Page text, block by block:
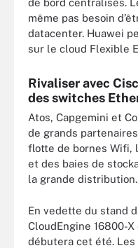
de bord centralisés.
même pas besoin
datacenter. Huawei
sur le cloud Flexible
Rivaliser avec
des switches
Atos, Capgemini et
de grands
flotte de bornes Wifi,
et des baies de
la grande distribution.
En vedette du stand
CloudEngine 16800-
débutera cet été.